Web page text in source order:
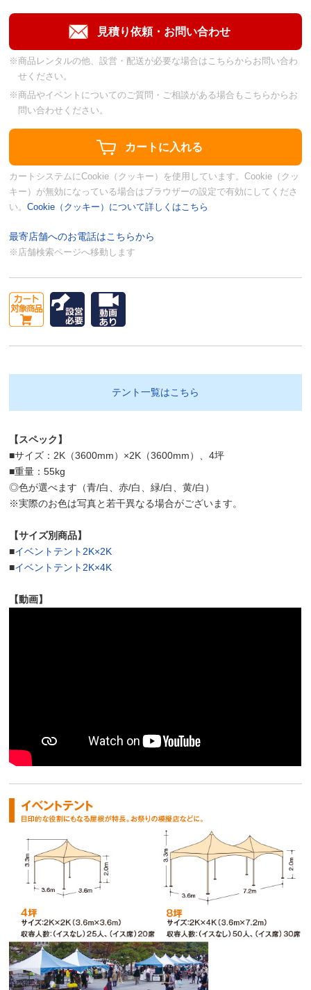
※商品レンタルの他、設営・配送が必要な場合はこちらからお問い合わ
せください。
※商品やイベントについてのご質問・ご相談がある場合もこちらからお
問い合わせください。
カートシステムにCookie（クッキー）を使用しています。Cookie（クッ
キー）が無効になっている場合はブラウザーの設定で有効にしてくださ
い。Cookie（クッキー）について詳しくはこちら
最寄店舗へのお電話はこちらから
※店舗検索ページへ移動します
テント一覧はこちら
【スペック】
■サイズ：2K（3600mm）×2K（3600mm）、4坪
■重量：55kg
◎色が選べます（青/白、赤/白、緑/白、黄/白）
※実際のお色は写真と若干異なる場合がございます。
【サイズ別商品】
■イベントテント2K×2K
■イベントテント2K×4K
【動画】